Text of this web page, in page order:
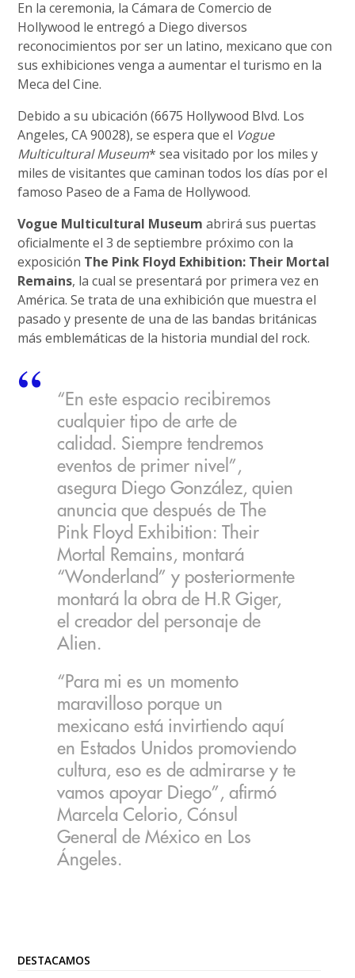
En la ceremonia, la Cámara de Comercio de
Hollywood le entregó a Diego diversos
reconocimientos por ser un latino, mexicano que con
sus exhibiciones venga a aumentar el turismo en la
Meca del Cine.
Debido a su ubicación (6675 Hollywood Blvd. Los
Angeles, CA 90028), se espera que el Vogue
Multicultural Museum* sea visitado por los miles y
miles de visitantes que caminan todos los días por el
famoso Paseo de a Fama de Hollywood.
Vogue Multicultural Museum abrirá sus puertas
oficialmente el 3 de septiembre próximo con la
exposición The Pink Floyd Exhibition: Their Mortal
Remains, la cual se presentará por primera vez en
América. Se trata de una exhibición que muestra el
pasado y presente de una de las bandas británicas
más emblemáticas de la historia mundial del rock.
“En este espacio recibiremos
cualquier tipo de arte de
calidad. Siempre tendremos
eventos de primer nivel”,
asegura Diego González, quien
anuncia que después de The
Pink Floyd Exhibition: Their
Mortal Remains, montará
“Wonderland” y posteriormente
montará la obra de H.R Giger,
el creador del personaje de
Alien.
“Para mi es un momento
maravilloso porque un
mexicano está invirtiendo aquí
en Estados Unidos promoviendo
cultura, eso es de admirarse y te
vamos apoyar Diego”, afirmó
Marcela Celorio, Cónsul
General de México en Los
Ángeles.
DESTACAMOS